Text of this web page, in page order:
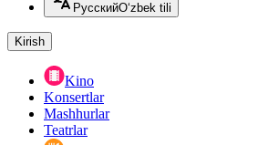
РусскийO‘zbek tili
Kirish
Kino
Konsertlar
Mashhurlar
Teatrlar